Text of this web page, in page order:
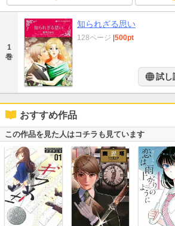
1
巻
知られざる思い
128ページ 500pt
試し
おすすめ作品
この作品を見た人はコチラも見ています